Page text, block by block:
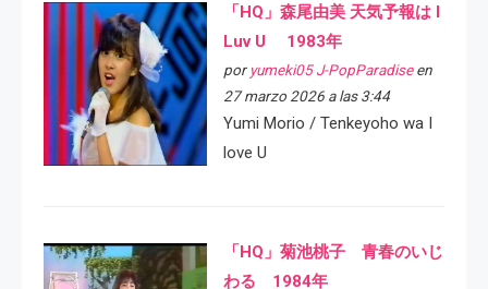
「HQ」森尾由美 天気予報は I
Luv U 1983年
por yumeki05 J-PopParadiseen
27 marzo 2026 a las 3:44
Yumi Morio / Tenkeyoho wa I
love U
「HQ」菊池桃子 青春のいじ
わる 1984年